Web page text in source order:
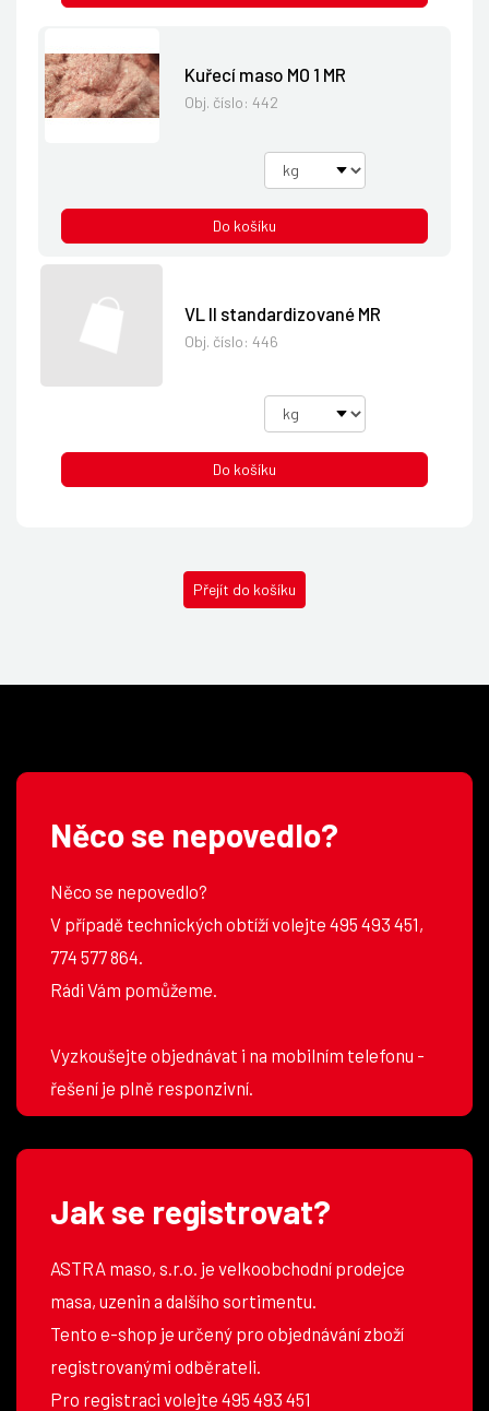
Kuřecí maso MO 1 MR
Obj. číslo: 442
Do košíku
VL II standardizované MR
Obj. číslo: 446
Do košíku
Přejít do košíku
Něco se nepovedlo?
Něco se nepovedlo?
V případě technických obtíží volejte 495 493 451,
774 577 864.
Rádi Vám pomůžeme.
Vyzkoušejte objednávat i na mobilním telefonu -
řešení je plně responzivní.
Jak se registrovat?
ASTRA maso, s.r.o. je velkoobchodní prodejce
masa, uzenin a dalšího sortimentu.
Tento e-shop je určený pro objednávání zboží
registrovanými odběrateli.
Pro registraci volejte 495 493 451